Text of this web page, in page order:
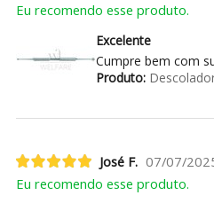
Eu recomendo esse produto.
Excelente
Cumpre bem com
Produto:
José F. 07/07/
Eu recomendo esse produto.